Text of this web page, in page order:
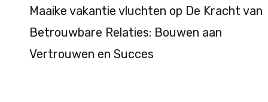
Maaike vakantie vluchten op De Kracht van
Betrouwbare Relaties: Bouwen aan
Vertrouwen en Succes